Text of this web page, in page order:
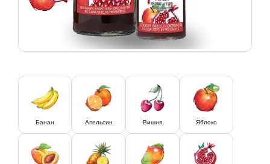
Банан Апельсин Вишня Яблоко